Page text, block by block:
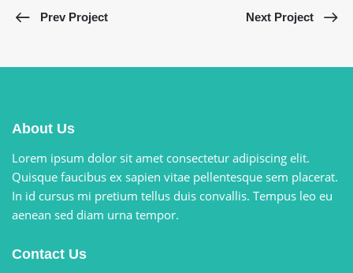
Prev Project Next Project
About Us
Lorem ipsum dolor sit amet consectetur adipiscing elit.
Quisque faucibus ex sapien vitae pellentesque sem placerat.
In id cursus mi pretium tellus duis convallis. Tempus leo eu
aenean sed diam urna tempor.
Contact Us